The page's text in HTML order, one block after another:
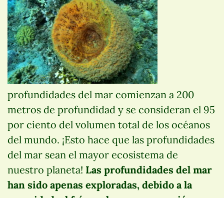
profundidades del mar comienzan a 200
metros de profundidad y se consideran el 95
por ciento del volumen total de los océanos
del mundo. ¡Esto hace que las profundidades
del mar sean el mayor ecosistema de
nuestro planeta! Las profundidades del mar
han sido apenas exploradas, debido a la